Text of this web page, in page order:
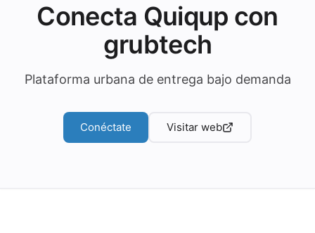
Conecta Quiqup con
grubtech
Plataforma urbana de entrega bajo demanda
Conéctate Visitar web